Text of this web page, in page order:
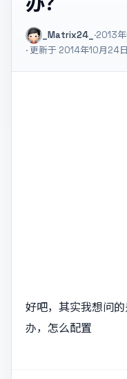
_Matrix24_ ·2013
· 更新于 2014年10月24日
好吧，其实我想问
办，怎么配置